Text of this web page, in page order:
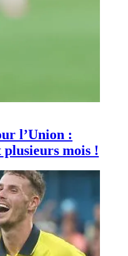
l’Union :
plusieurs mois !